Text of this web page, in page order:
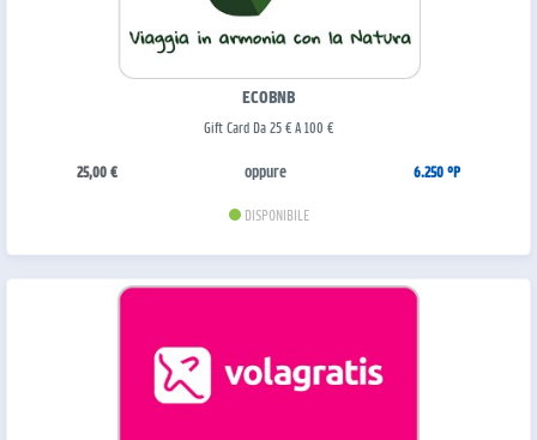
ECOBNB
Gift Card Da 25 € A 100 €
25,00 € oppure 6.250 °P
DISPONIBILE